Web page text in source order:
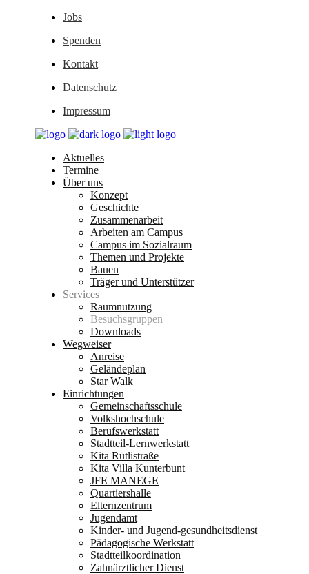
Jobs
Spenden
Kontakt
Datenschutz
Impressum
Aktuelles
Termine
Über uns
Konzept
Geschichte
Zusammenarbeit
Arbeiten am Campus
Campus im Sozialraum
Themen und Projekte
Bauen
Träger und Unterstützer
Services
Raumnutzung
Besuchsgruppen
Downloads
Wegweiser
Anreise
Geländeplan
Star Walk
Einrichtungen
Gemeinschaftsschule
Volkshochschule
Berufswerkstatt
Stadtteil-Lernwerkstatt
Kita Rütlistraße
Kita Villa Kunterbunt
JFE MANEGE
Quartiershalle
Elternzentrum
Jugendamt
Kinder- und Jugend-gesundheitsdienst
Pädagogische Werkstatt
Stadtteilkoordination
Zahnärztlicher Dienst